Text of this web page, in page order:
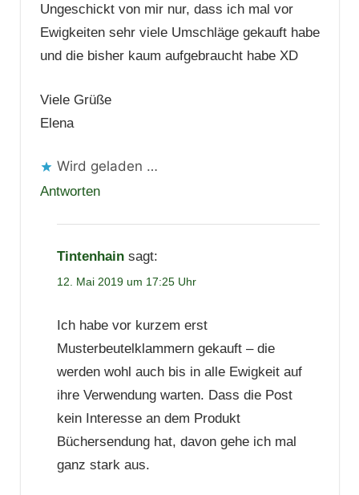
Ungeschickt von mir nur, dass ich mal vor
Ewigkeiten sehr viele Umschläge gekauft habe
und die bisher kaum aufgebraucht habe XD
Viele Grüße
Elena
Wird geladen …
Antworten
Tintenhain sagt:
12. Mai 2019 um 17:25 Uhr
Ich habe vor kurzem erst
Musterbeutelklammern gekauft – die
werden wohl auch bis in alle Ewigkeit auf
ihre Verwendung warten. Dass die Post
kein Interesse an dem Produkt
Büchersendung hat, davon gehe ich mal
ganz stark aus.